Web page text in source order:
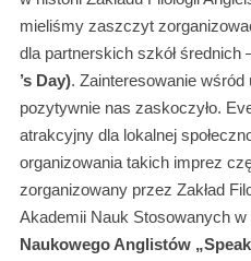
mieliśmy zaszczyt
dla partnerskich szkół średnich
’s Day). Zainteresowanie wśród
pozytywnie nas zaskoczyło.
atrakcyjny dla lokalnej
organizowania takich imprez
zorganizowany przez Zakład
Akademii Nauk Stosowanych
Naukowego Anglistów